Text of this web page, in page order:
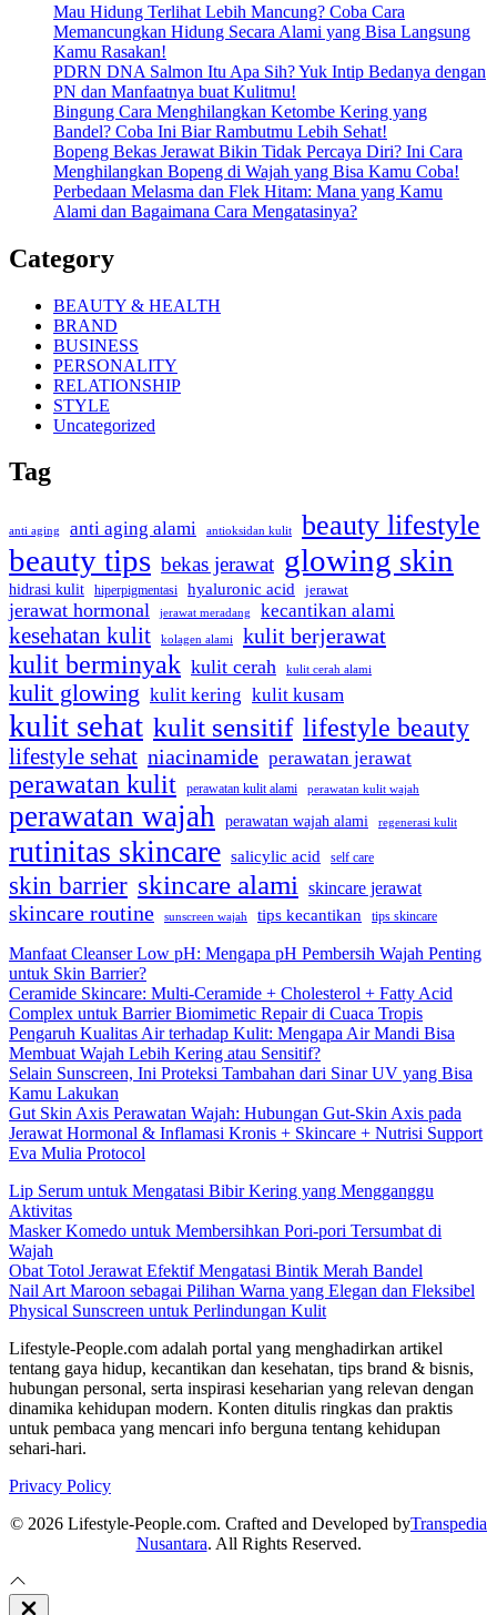
Mau Hidung Terlihat Lebih Mancung? Coba Cara
Memancungkan Hidung Secara Alami yang Bisa Langsung
Kamu Rasakan!
PDRN DNA Salmon Itu Apa Sih? Yuk Intip Bedanya dengan
PN dan Manfaatnya buat Kulitmu!
Bingung Cara Menghilangkan Ketombe Kering yang
Bandel? Coba Ini Biar Rambutmu Lebih Sehat!
Bopeng Bekas Jerawat Bikin Tidak Percaya Diri? Ini Cara
Menghilangkan Bopeng di Wajah yang Bisa Kamu Coba!
Perbedaan Melasma dan Flek Hitam: Mana yang Kamu
Alami dan Bagaimana Cara Mengatasinya?
Category
BEAUTY & HEALTH
BRAND
BUSINESS
PERSONALITY
RELATIONSHIP
STYLE
Uncategorized
Tag
anti aging anti aging alami antioksidan kulit beauty lifestyle
beauty tips bekas jerawat glowing skin
hidrasi kulit hiperpigmentasi hyaluronic acid jerawat
jerawat hormonal jerawat meradang kecantikan alami
kesehatan kulit kolagen alami kulit berjerawat
kulit berminyak kulit cerah kulit cerah alami
kulit glowing kulit kering kulit kusam
kulit sehat kulit sensitif lifestyle beauty
lifestyle sehat niacinamide perawatan jerawat
perawatan kulit perawatan kulit alami perawatan kulit wajah
perawatan wajah perawatan wajah alami regenerasi kulit
rutinitas skincare salicylic acid self care
skin barrier skincare alami skincare jerawat
skincare routine sunscreen wajah tips kecantikan tips skincare
Manfaat Cleanser Low pH: Mengapa pH Pembersih Wajah Penting
untuk Skin Barrier?
Ceramide Skincare: Multi-Ceramide + Cholesterol + Fatty Acid
Complex untuk Barrier Biomimetic Repair di Cuaca Tropis
Pengaruh Kualitas Air terhadap Kulit: Mengapa Air Mandi Bisa
Membuat Wajah Lebih Kering atau Sensitif?
Selain Sunscreen, Ini Proteksi Tambahan dari Sinar UV yang Bisa
Kamu Lakukan
Gut Skin Axis Perawatan Wajah: Hubungan Gut-Skin Axis pada
Jerawat Hormonal & Inflamasi Kronis + Skincare + Nutrisi Support
Eva Mulia Protocol
Lip Serum untuk Mengatasi Bibir Kering yang Mengganggu
Aktivitas
Masker Komedo untuk Membersihkan Pori-pori Tersumbat di
Wajah
Obat Totol Jerawat Efektif Mengatasi Bintik Merah Bandel
Nail Art Maroon sebagai Pilihan Warna yang Elegan dan Fleksibel
Physical Sunscreen untuk Perlindungan Kulit
Lifestyle-People.com adalah portal yang menghadirkan artikel
tentang gaya hidup, kecantikan dan kesehatan, tips brand & bisnis,
hubungan personal, serta inspirasi keseharian yang relevan dengan
dinamika kehidupan modern. Konten ditulis ringkas dan praktis
untuk pembaca yang mencari info berguna tentang kehidupan
sehari-hari.
Privacy Policy
© 2026 Lifestyle-People.com. Crafted and Developed byTranspedia
Nusantara. All Rights Reserved.
Close